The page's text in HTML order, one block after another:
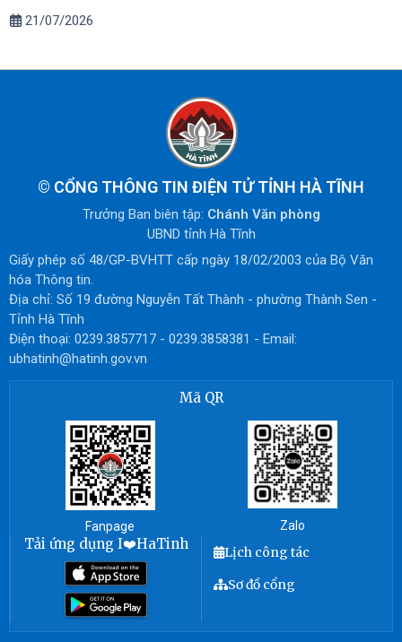
21/07/2026
© CỔNG THÔNG TIN ĐIỆN TỬ TỈNH HÀ TĨNH
Trưởng Ban biên tập: Chánh Văn phòng
UBND tỉnh Hà Tĩnh
Giấy phép số 48/GP-BVHTT cấp ngày 18/02/2003 của Bộ Văn
hóa Thông tin.
Địa chỉ: Số 19 đường Nguyễn Tất Thành - phường Thành Sen -
Tỉnh Hà Tĩnh
Điện thoại: 0239.3857717 - 0239.3858381 - Email:
ubhatinh@hatinh.gov.vn
Mã QR
Fanpage Zalo
Tải ứng dụng I❤️HaTinh
Lịch công tác
Sơ đồ cổng